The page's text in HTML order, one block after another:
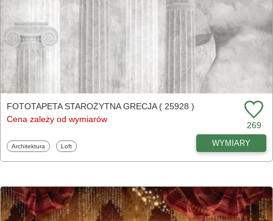
FOTOTAPETA STAROŻYTNA GRECJA ( 25928 )
Cena zależy od wymiarów
269
Fototapety
Architektura Fototapety
Loft WYMIARY